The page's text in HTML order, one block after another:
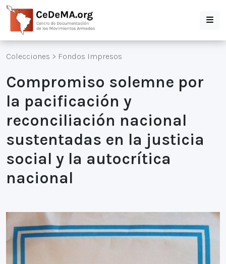
Colecciones > Fondos Impresos
Compromiso solemne por
la pacificación y
reconciliación nacional
sustentadas en la justicia
social y la autocrítica
nacional